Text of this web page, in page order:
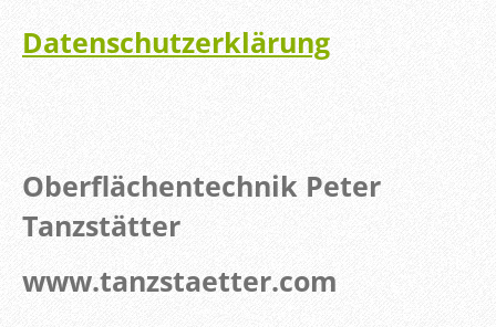
Datenschutzerklärung
Oberflächentechnik Peter
Tanzstätter
www.tanzstaetter.com